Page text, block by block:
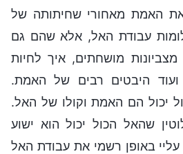
האמת מאחורי שחיתותה של
עבודת האל, אלא שהם גם
מושחתים, איך לחיות
היבטים רבים של האמת.
יכול הם האמת וקולו של האל.
שהאל הכול יכול הוא ישוע
עליי באופן רשמי את עבודת האל